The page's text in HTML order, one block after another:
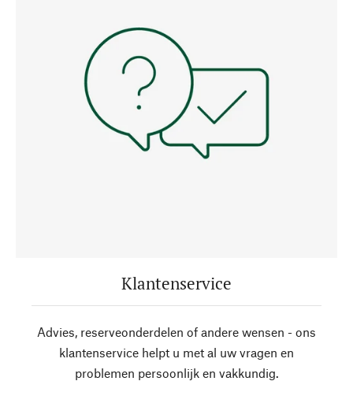
Klantenservice
Advies, reserveonderdelen of andere wensen - ons
klantenservice helpt u met al uw vragen en
problemen persoonlijk en vakkundig.